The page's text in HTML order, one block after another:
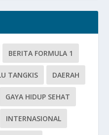
BERITA FORMULA 1
TANGKIS DAERAH
GAYA HIDUP SEHAT
INTERNASIONAL